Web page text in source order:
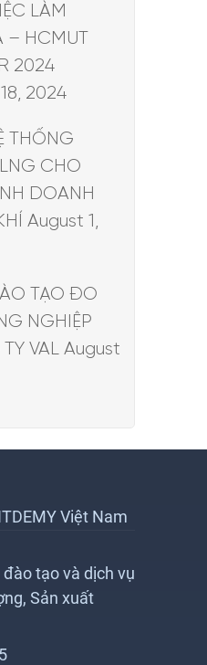
LÀM
HCMUT
2024
2024
THỐNG
CHO
DOANH
August 1,
TẠO ĐO
NGHIỆP
VAL August
Việt Nam
tạo và dịch vụ
Sản xuất